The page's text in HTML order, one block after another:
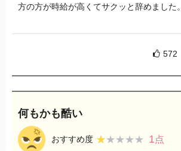
方の方が時給が高くてサクッと辞めました。
572
何もかも酷い
おすすめ度 ★★★★★
★★★★★ 1点